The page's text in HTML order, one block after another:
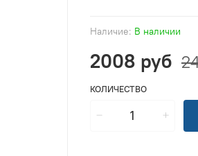
Наличие: В наличии
2008 руб
КОЛИЧЕСТВО